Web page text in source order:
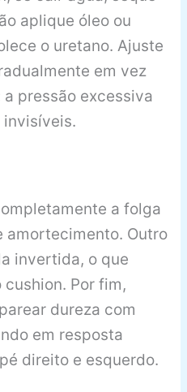
aplique óleo ou
o uretano. Ajuste
em vez
pressão excessiva
invisíveis.
a folga
amortecimento. Outro
invertida, o que
Por fim,
dureza com
em resposta
direito e esquerdo.